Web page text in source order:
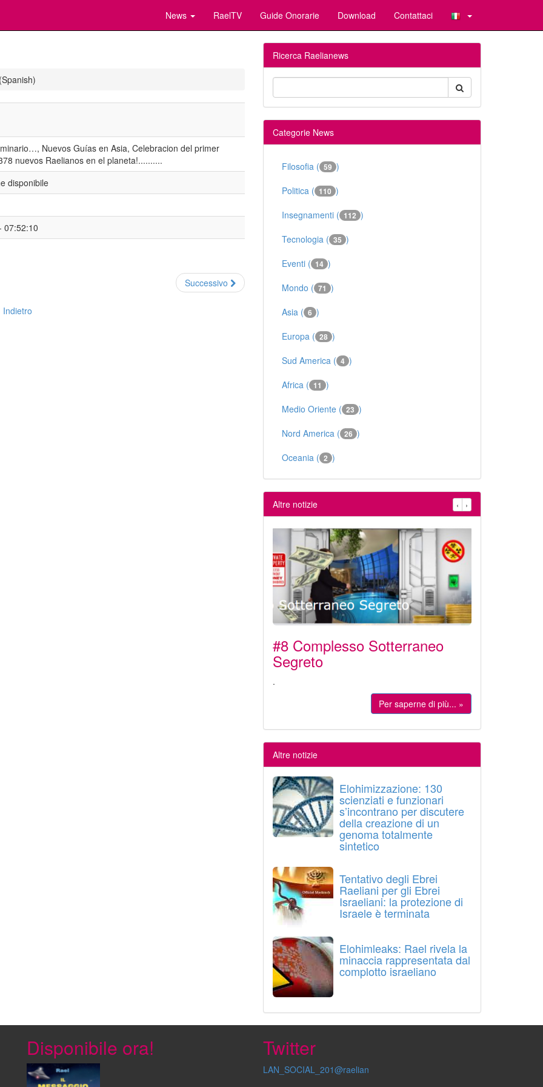
News RaelTV Guide Onorarie Download Contattaci
Nuevos Guías en Asia, Celebracion del primer
nuevos Raelianos en el planeta!..........
disponibile
07:52:10
Successivo
Indietro
Ricerca Raelianews
Categorie News
Filosofia ( 59 )
Politica ( 110 )
Insegnamenti ( 112 )
Tecnologia ( 35 )
Eventi ( 14 )
Mondo ( 71 )
Asia ( 6 )
Europa ( 28 )
Sud America ( 4 )
Africa ( 11 )
Medio Oriente ( 23 )
Nord America ( 26 )
Oceania ( 2 )
Altre notizie ‹ ›
#8 Complesso Sotterraneo
Segreto
.
Per saperne di più... »
Altre notizie
Elohimizzazione: 130
scienziati e funzionari
s’incontrano per discutere
della creazione di un
genoma totalmente
sintetico
Tentativo degli Ebrei
Raeliani per gli Ebrei
Israeliani: la protezione di
Israele è terminata
Elohimleaks: Rael rivela la
minaccia rappresentata dal
complotto israeliano
Disponibile ora! Twitter
LAN_SOCIAL_201@raelian